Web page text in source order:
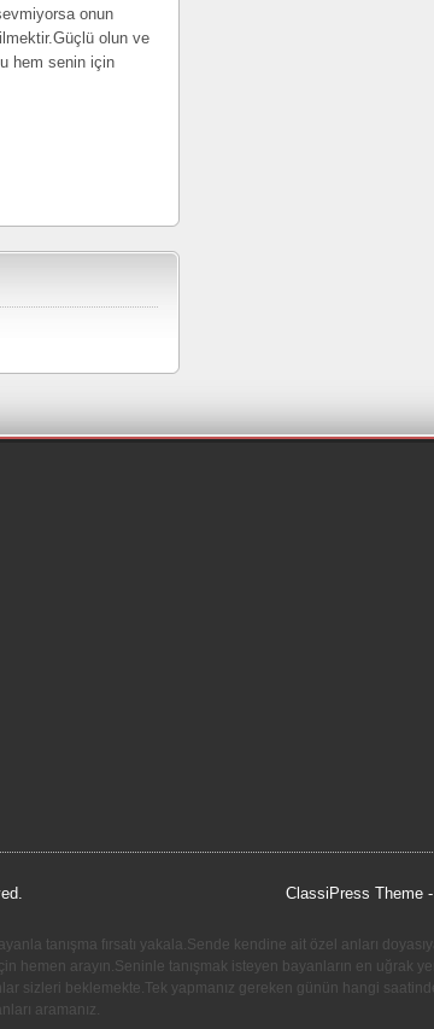
onun
olun ve
hem senin için
ClassiPress Theme
tanışma fırsatı yakala.Sende kendine ait özel anları
hemen arayın.Seninle tanışmak isteyen bayanların en
sizleri beklemekte.Tek yapmanız gereken günün hangi
aramanız.